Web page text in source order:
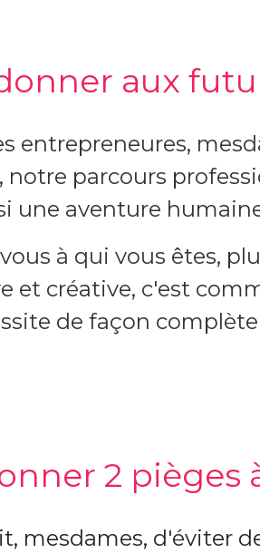
aux
entrepreneures,
parcours
une aventure
à qui vous êtes,
et créative, c'est
de façon
2 pièges
mesdames, d'éviter